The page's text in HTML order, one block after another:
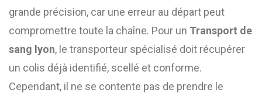
grande précision, car une erreur au départ peut
compromettre toute la chaîne. Pour un Transport de
sang lyon, le transporteur spécialisé doit récupérer
un colis déjà identifié, scellé et conforme.
Cependant, il ne se contente pas de prendre le